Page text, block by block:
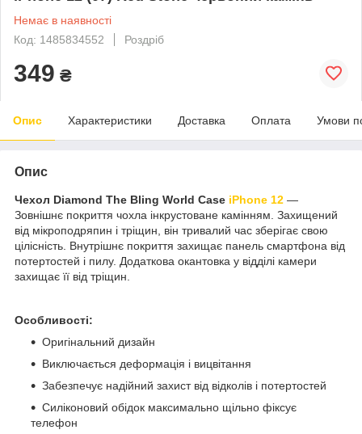
Немає в наявності
Код: 1485834552
Роздріб
349 ₴
Опис Характеристики Доставка Оплата Умови
Опис
Чехол Diamond The Bling World Case iPhone 12 —
Зовнішнє покриття чохла інкрустоване камінням. Захищений
від мікроподряпин і тріщин, він тривалий час зберігає свою
цілісність. Внутрішнє покриття захищає панель смартфона від
потертостей і пилу. Додаткова окантовка у відділі камери
захищає її від тріщин.
Особливості:
Оригінальний дизайн
Виключається деформація і вицвітання
Забезпечує надійний захист від відколів і потертостей
Силіконовий обідок максимально щільно фіксує
телефон